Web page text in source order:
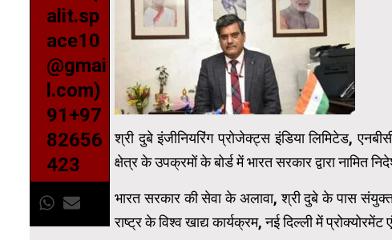
alit.sp
ace10
@gmai
l.com)
91+97
82656
423
श्री दुबे इंजीनियरिंग प्रोजेक्ट्स इंडिया लिमिटेड,
क्षेत्र के उपक्रमों के बोर्ड में भारत सरकार द्वारा नामित
भारत सरकार की सेवा के अलावा, श्री दुबे के पास संयुक्त
राष्ट्र के विश्व खाद्य कार्यक्रम, नई दिल्ली में